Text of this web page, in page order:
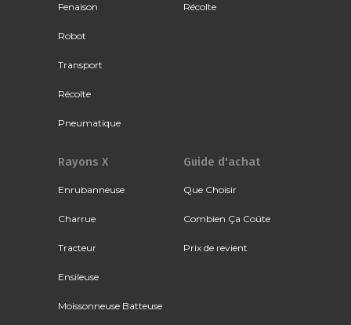
Fenaison
Robot
Transport
Récolte
Pneumatique
Récolte
Rayons X
Enrubanneuse
Charrue
Tracteur
Ensileuse
Moissonneuse Batteuse
Guide d'achat
Que Choisir
Combien Ça Coûte
Prix de revient